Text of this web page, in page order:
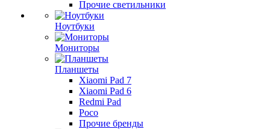
Прочие светильники
Ноутбуки
Мониторы
Планшеты
Xiaomi Pad 7
Xiaomi Pad 6
Redmi Pad
Poco
Прочие бренды